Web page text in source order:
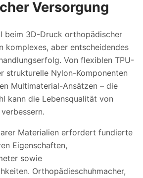
Versorgung
beim 3D-Druck orthopädischer
komplexes, aber entscheidendes
Von flexiblen TPU-
strukturelle Nylon-Komponenten
Multimaterial-Ansätzen – die
kann die Lebensqualität von
Materialien erfordert fundierte
Eigenschaften,
sowie
Orthopädieschuhmacher,